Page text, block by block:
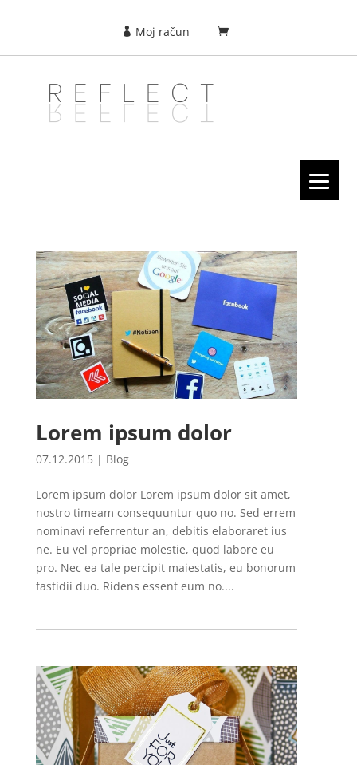
Moj račun
Lorem ipsum dolor
07.12.2015| Blog
Lorem ipsum dolor Lorem ipsum dolor sit amet,
nostro timeam consequuntur quo no. Sed errem
nominavi referrentur an, debitis elaboraret ius
ne. Eu vel propriae molestie, quod labore eu
pro. Nec ea tale percipit maiestatis, eu bonorum
fastidii duo. Ridens essent eum no....